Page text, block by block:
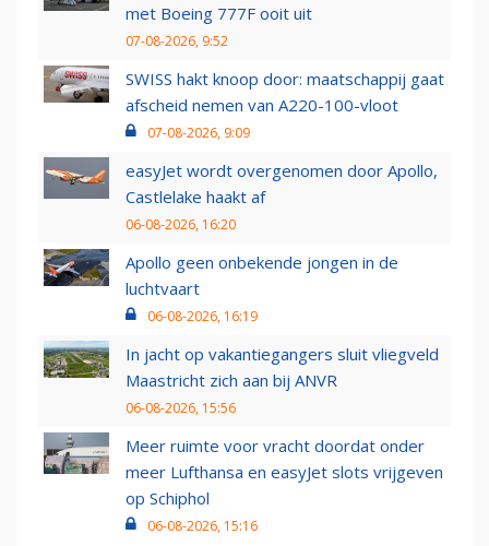
met Boeing 777F ooit uit
07-08-2026, 9:52
SWISS hakt knoop door: maatschappij gaat
afscheid nemen van A220-100-vloot
07-08-2026, 9:09
easyJet wordt overgenomen door Apollo,
Castlelake haakt af
06-08-2026, 16:20
Apollo geen onbekende jongen in de
luchtvaart
06-08-2026, 16:19
In jacht op vakantiegangers sluit vliegveld
Maastricht zich aan bij ANVR
06-08-2026, 15:56
Meer ruimte voor vracht doordat onder
meer Lufthansa en easyJet slots vrijgeven
op Schiphol
06-08-2026, 15:16